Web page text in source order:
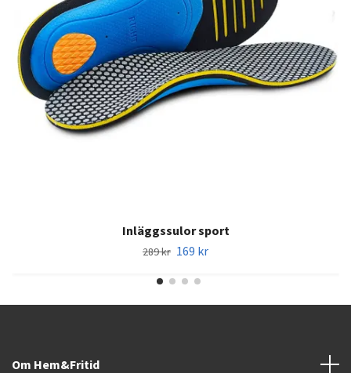
Inläggssulor sport
289 kr 169 kr
Om Hem&Fritid